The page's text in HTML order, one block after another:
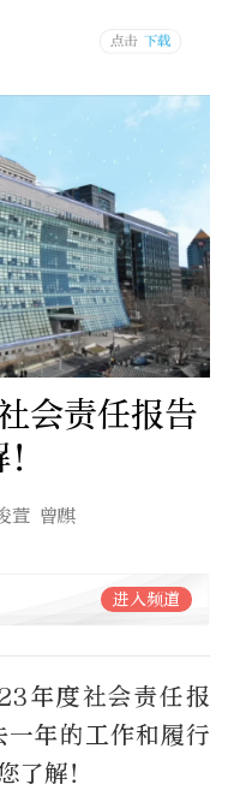
会责任报告
萱 曾麒
进入频道
年度社会责任报
年的工作和履行
了解！